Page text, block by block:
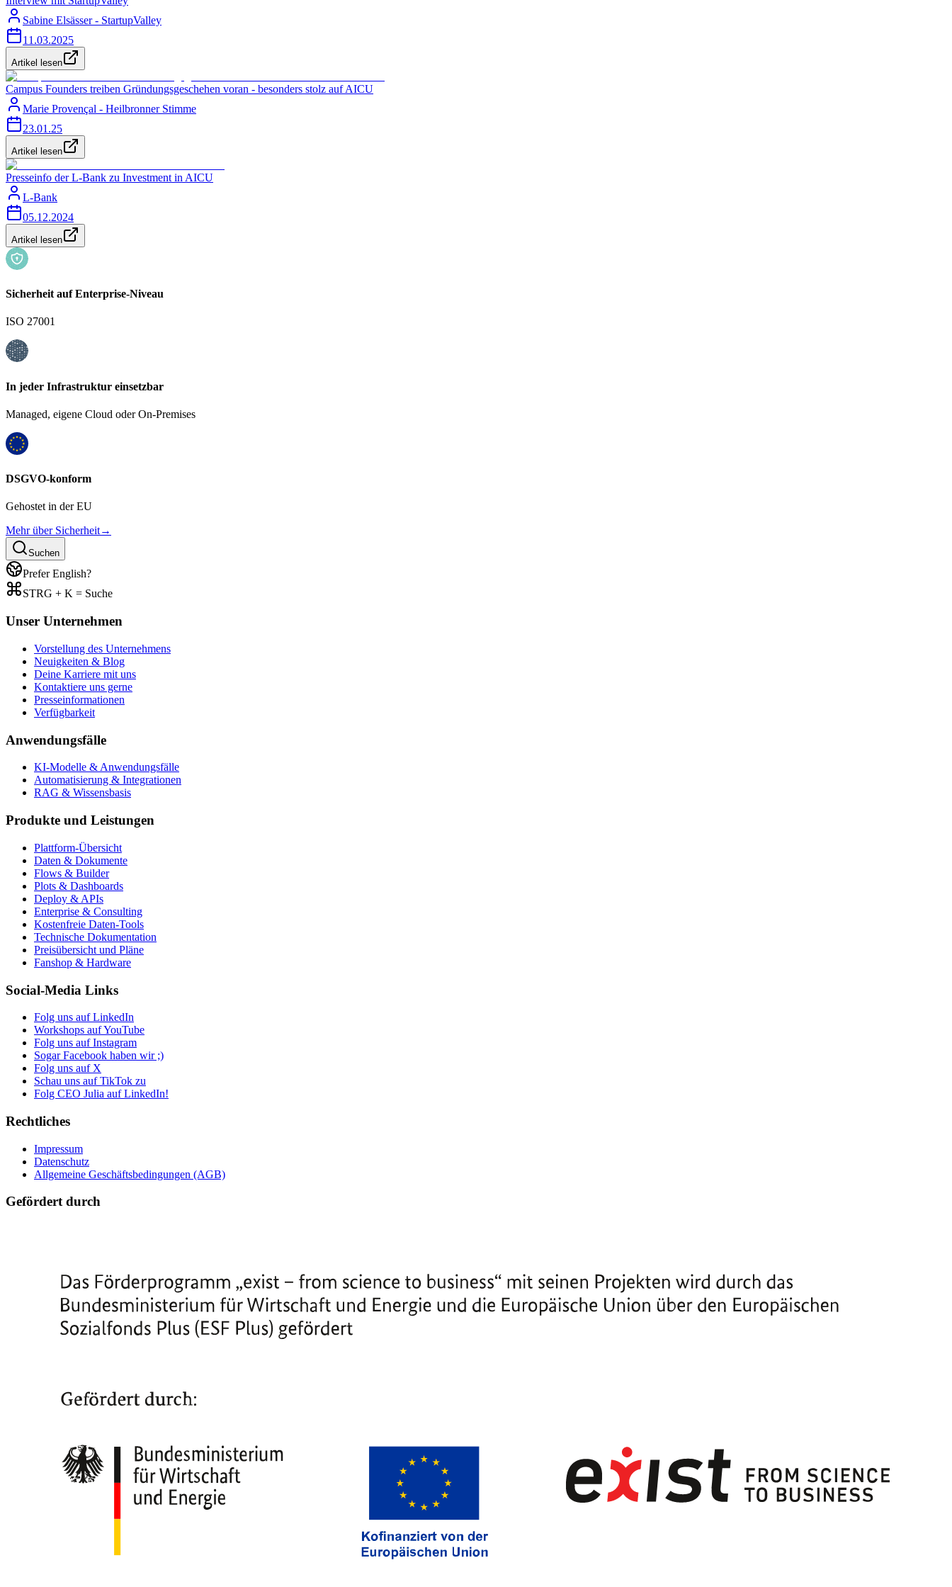
Sabine Elsässer - StartupValley
11.03.2025
Artikel lesen
Campus Founders treiben Gründungsgeschehen voran - besonders stolz auf AICU
Marie Provençal - Heilbronner Stimme
23.01.25
Artikel lesen
Presseinfo der L-Bank zu Investment in AICU
L-Bank
05.12.2024
Artikel lesen
Sicherheit auf Enterprise-Niveau
ISO 27001
In jeder Infrastruktur einsetzbar
Managed, eigene Cloud oder On-Premises
DSGVO-konform
Gehostet in der EU
Mehr über Sicherheit→
Suchen
Prefer English?
STRG + K = Suche
Unser Unternehmen
Vorstellung des Unternehmens
Neuigkeiten & Blog
Deine Karriere mit uns
Kontaktiere uns gerne
Presseinformationen
Verfügbarkeit
Anwendungsfälle
KI-Modelle & Anwendungsfälle
Automatisierung & Integrationen
RAG & Wissensbasis
Produkte und Leistungen
Plattform-Übersicht
Daten & Dokumente
Flows & Builder
Plots & Dashboards
Deploy & APIs
Enterprise & Consulting
Kostenfreie Daten-Tools
Technische Dokumentation
Preisübersicht und Pläne
Fanshop & Hardware
Social-Media Links
Folg uns auf LinkedIn
Workshops auf YouTube
Folg uns auf Instagram
Sogar Facebook haben wir ;)
Folg uns auf X
Schau uns auf TikTok zu
Folg CEO Julia auf LinkedIn!
Rechtliches
Impressum
Datenschutz
Allgemeine Geschäftsbedingungen (AGB)
Gefördert durch